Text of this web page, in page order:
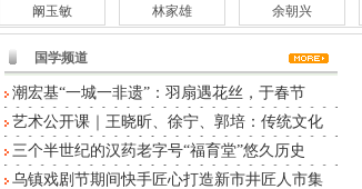
阚玉敏 林家雄 余朝兴
国学频道
潮宏基“一城一非遗”：羽扇遇花丝，于春节
艺术公开课｜王晓昕、徐宁、郭培：传统文化
三个半世纪的汉药老字号“福育堂”悠久历史
乌镇戏剧节期间快手匠心打造新市井匠人市集